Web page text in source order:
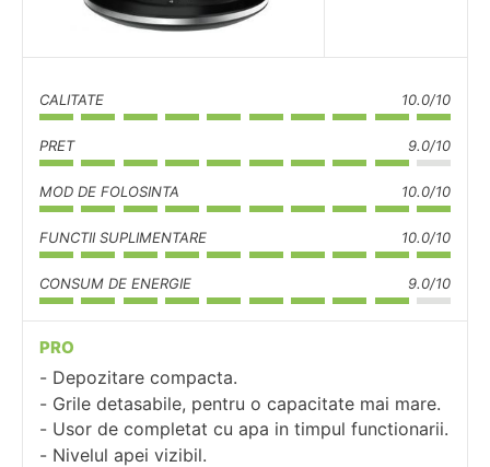
CALITATE 10.0/10
PRET 9.0/10
MOD DE FOLOSINTA 10.0/10
FUNCTII SUPLIMENTARE 10.0/10
CONSUM DE ENERGIE 9.0/10
PRO
Depozitare compacta.
Grile detasabile, pentru o capacitate mai mare.
Usor de completat cu apa in timpul functionarii.
Nivelul apei vizibil.